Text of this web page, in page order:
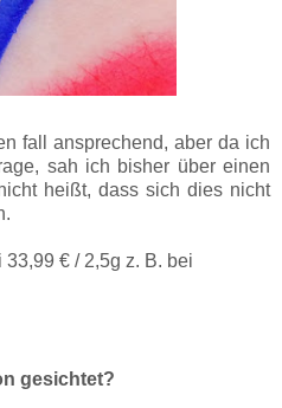
fall ansprechend, aber da ich
sah ich bisher über einen
heißt, dass sich dies nicht
€ / 2,5g z. B. bei
gesichtet?